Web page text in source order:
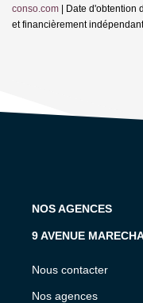
conso.com | Date d'obtention
et financièrement
NOS AGENCES
9 AVENUE
Nous contacter
Nos agences